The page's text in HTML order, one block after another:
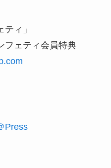
ィ」
フェティ会員特典
Press